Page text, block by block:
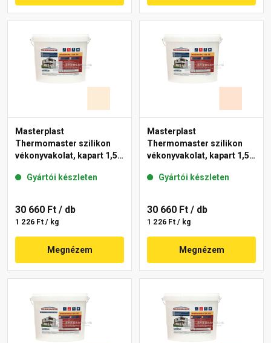
Masterplast
Thermomaster szilikon
vékonyvakolat, kapart 1,5
Gyártói készleten
30 660 Ft / db
1 226 Ft / kg
Megnézem
Masterplast
Thermomaster szilikon
vékonyvakolat, kapart 1,5
Gyártói készleten
30 660 Ft / db
1 226 Ft / kg
Megnézem